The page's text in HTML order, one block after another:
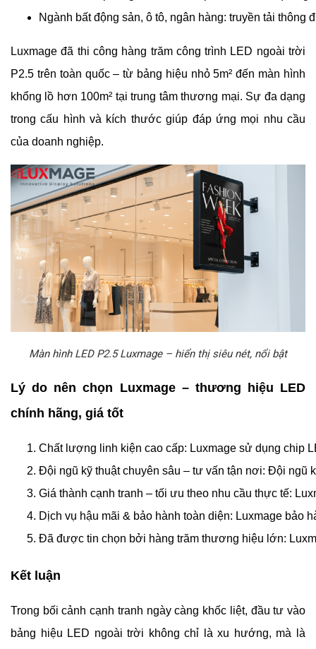
Ngành bất động sản, ô tô, ngân hàng: truyền tải
Luxmage đã thi công hàng trăm công trình LED ngoài trời
P2.5 trên toàn quốc – từ bảng hiệu nhỏ 5m² đến màn hình
khổng lồ hơn 100m² tại trung tâm thương mại. Sự đa dạng
trong cấu hình và kích thước giúp đáp ứng mọi nhu cầu
của doanh nghiệp.
Màn hình LED P2.5 Luxmage – hiển thị siêu nét, nổi bật
Lý do nên chọn Luxmage – thương hiệu LED
chính hãng, giá tốt
Chất lượng linh kiện cao cấp: Luxmage sử dụng chip
Đội ngũ kỹ thuật chuyên sâu – tư vấn tận nơi: Đội ngũ
Giá thành cạnh tranh – tối ưu theo nhu cầu thực tế:
Dịch vụ hậu mãi & bảo hành toàn diện: Luxmage bảo
Đã được tin chọn bởi hàng trăm thương hiệu lớn:
Kết luận
Trong bối cảnh cạnh tranh ngày càng khốc liệt, đầu tư vào
bảng hiệu LED ngoài trời không chỉ là xu hướng, mà là